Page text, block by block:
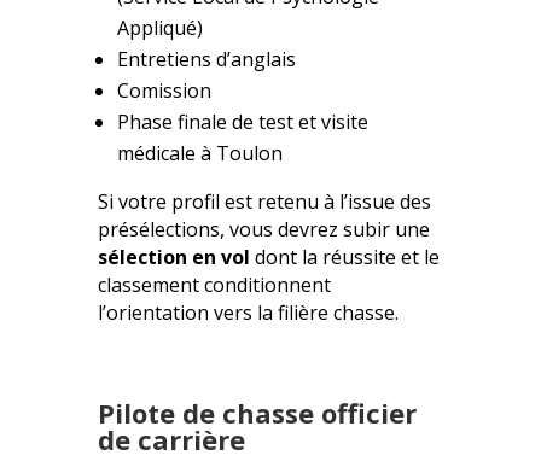
Appliqué)
Entretiens d’anglais
Comission
Phase finale de test et visite
médicale à Toulon
Si votre profil est retenu à l’issue des
présélections, vous devrez subir une
sélection en vol dont la réussite et le
classement conditionnent
l’orientation vers la filière chasse.
Pilote de chasse officier
de carrière